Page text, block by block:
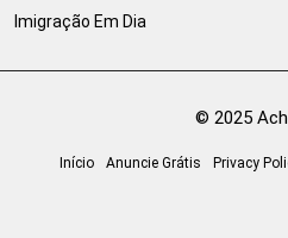
Imigração Em Dia
© 2025
Início Anuncie Grátis Privacy